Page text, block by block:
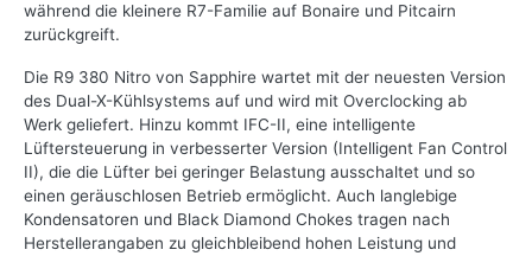
während die kleinere R7-Familie auf Bonaire und Pitcairn
zurückgreift.
Die R9 380 Nitro von Sapphire wartet mit der neuesten Version
des Dual-X-Kühlsystems auf und wird mit Overclocking ab
Werk geliefert. Hinzu kommt IFC-II, eine intelligente
Lüftersteuerung in verbesserter Version (Intelligent Fan Control
II), die die Lüfter bei geringer Belastung ausschaltet und so
einen geräuschlosen Betrieb ermöglicht. Auch langlebige
Kondensatoren und Black Diamond Chokes tragen nach
Herstellerangaben zu gleichbleibend hohen Leistung und